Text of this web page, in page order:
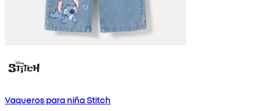
Vaqueros para niña Stitch